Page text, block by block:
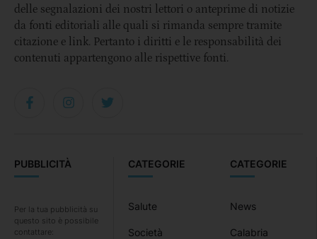
CATEGORIE
News
Calabria
CATEGORIE
Salute
Società
PUBBLICITÀ
Per la tua pubblicità su
questo sito è possibile
contattare:
delle segnalazioni dei nostri lettori o anteprime di notizie
da fonti editoriali alle quali si rimanda sempre tramite
citazione e link. Pertanto i diritti e le responsabilità dei
contenuti appartengono alle rispettive fonti.